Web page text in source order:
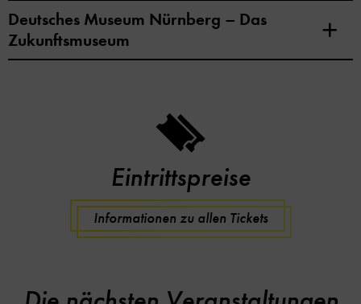
Deutsches Museum Nürnberg – Das
Zukunftsmuseum
Eintrittspreise
Informationen zu allen Tickets